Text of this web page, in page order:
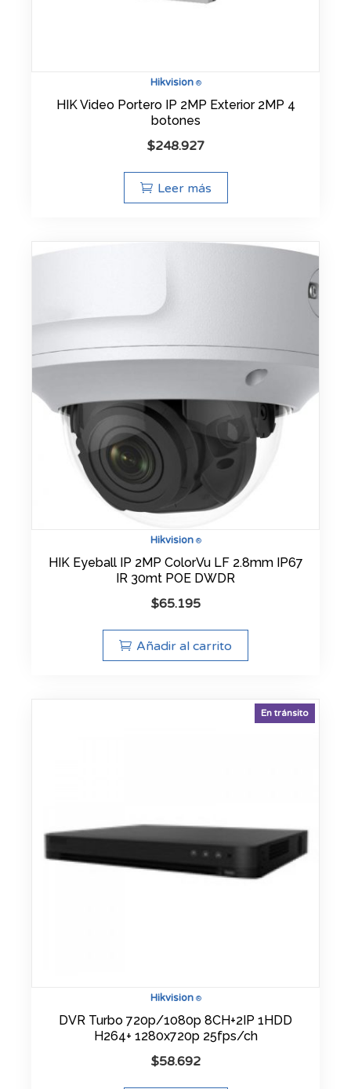
Hikvision®
HIK Video Portero IP 2MP Exterior 2MP 4
botones
$248.927
Leer más
Hikvision®
HIK Eyeball IP 2MP ColorVu LF 2.8mm IP67
IR 30mt POE DWDR
$65.195
Añadir al carrito
Hikvision®
En tránsito
DVR Turbo 720p/1080p 8CH+2IP 1HDD
H264+ 1280x720p 25fps/ch
$58.692